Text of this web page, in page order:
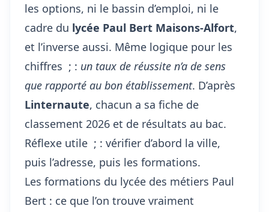
les options, ni le bassin d’emploi, ni le
cadre du lycée Paul Bert Maisons-Alfort,
et l’inverse aussi. Même logique pour les
chiffres ; : un taux de réussite n’a de sens
que rapporté au bon établissement. D’après
Linternaute, chacun a sa fiche de
classement 2026 et de résultats au bac.
Réflexe utile ; : vérifier d’abord la ville,
puis l’adresse, puis les formations.
Les formations du lycée des métiers Paul
Bert : ce que l’on trouve vraiment